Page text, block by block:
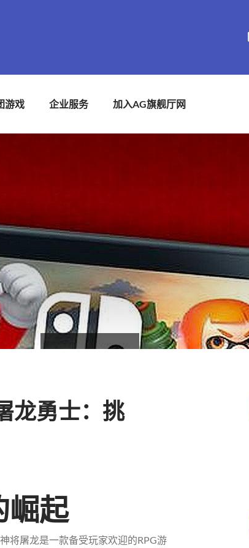
游戏 企业服务 加入AG旗舰厅网
龙勇士：挑
崛起
将屠龙是一款备受玩家欢迎的RPG游